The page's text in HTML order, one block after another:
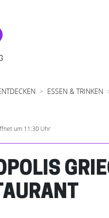
ESSEN & TRINKEN
um 11:30 Uhr